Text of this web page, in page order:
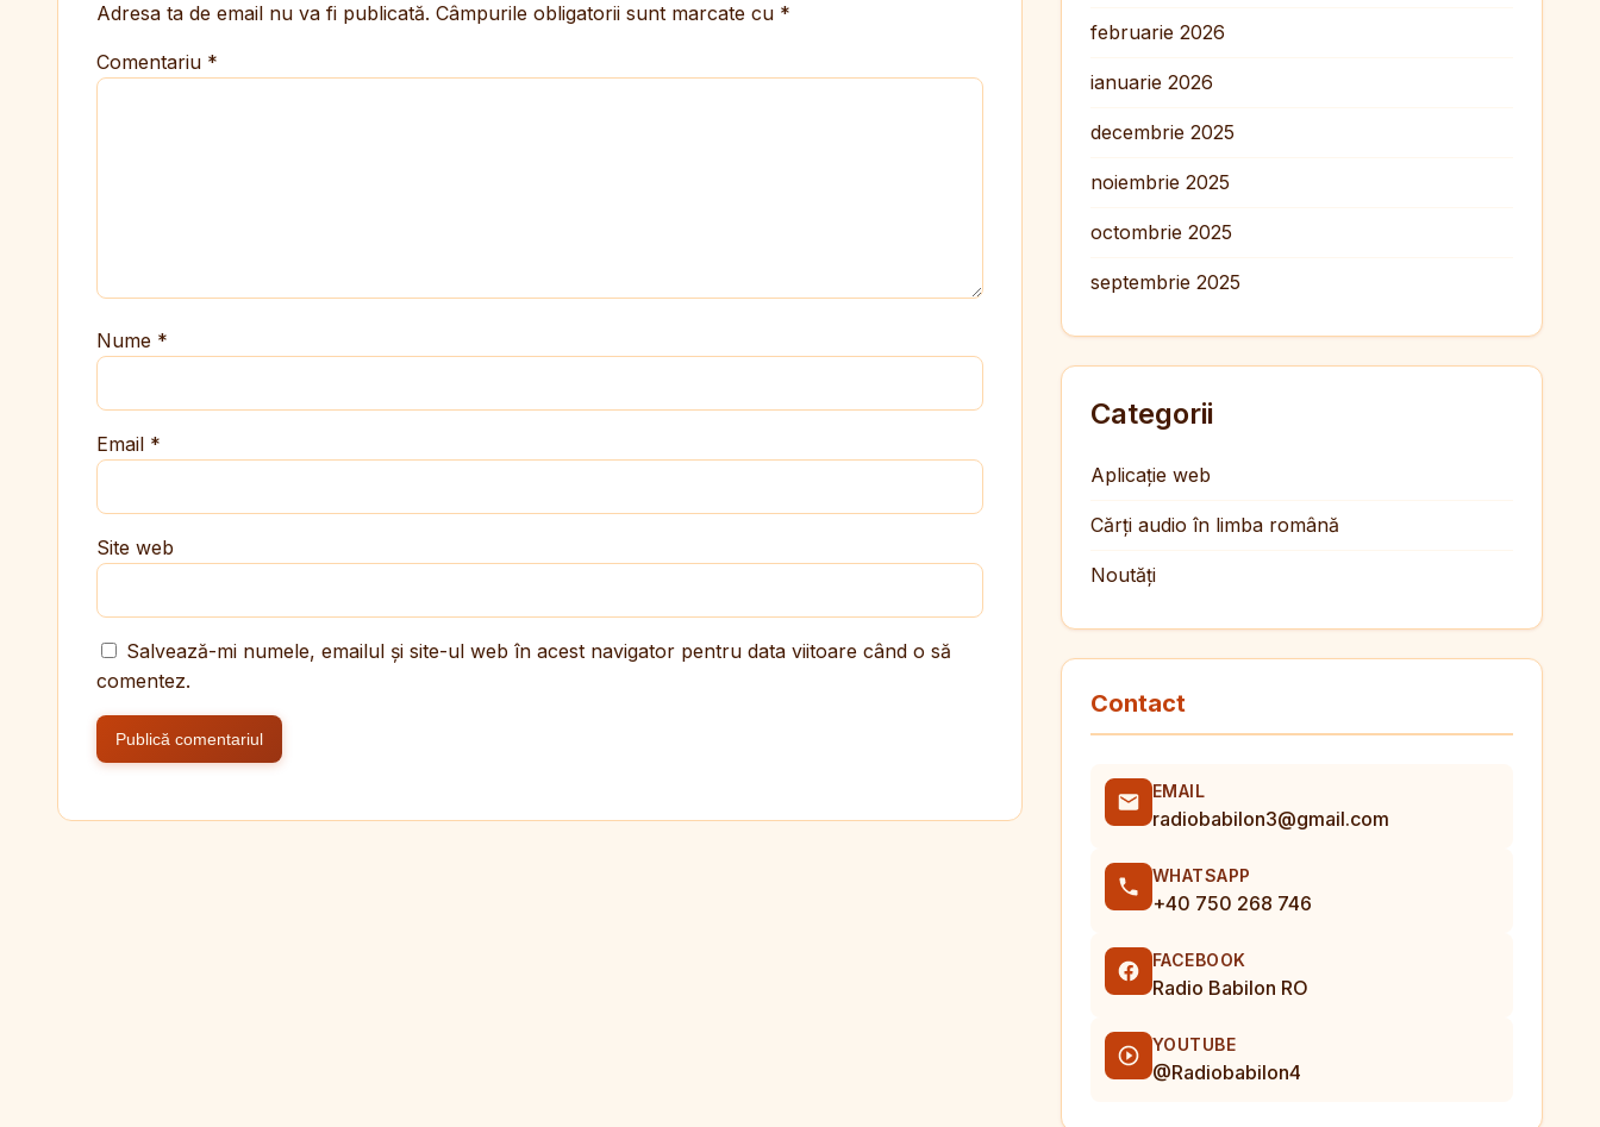
Adresa ta de email nu va fi publicată. Câmpurile obligatorii sunt marcate cu *
Comentariu *
Nume *
Email *
Site web
Salvează-mi numele, emailul și site-ul web în acest navigator pentru data viitoare când o să
comentez.
februarie 2026
ianuarie 2026
decembrie 2025
noiembrie 2025
octombrie 2025
septembrie 2025
Categorii
Aplicație web
Cărți audio în limba română
Noutăți
Contact
EMAIL
radiobabilon3@gmail.com
WHATSAPP
+40 750 268 746
FACEBOOK
Radio Babilon RO
YOUTUBE
@Radiobabilon4